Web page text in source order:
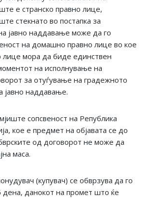
е странско правно лице,
стекнато во постапка за
јавно наддавање може да го
на домашно правно лице во кое
лице мора да биде единствен
на исполнување на
за отуѓување на градежното
јавно наддавање.
сопсвеност на Република
кое е предмет на објавата се до
од договорот не може да
маса.
(купувач) се обврзува да го
дена, данокот на промет што ќе